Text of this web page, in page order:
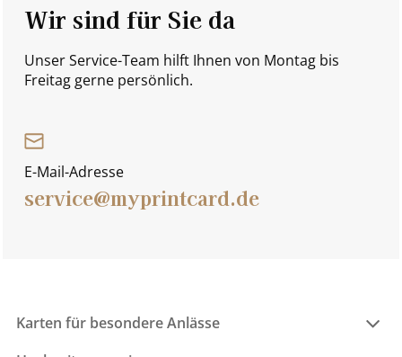
Wir sind für Sie da
Unser Service-Team hilft Ihnen von Montag bis
Freitag gerne persönlich.
E-Mail-Adresse
service@myprintcard.de
Karten für besondere Anlässe